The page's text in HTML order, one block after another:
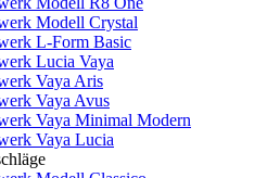
Modell Crystal
L-Form Basic
Lucia Vaya
Vaya Aris
Vaya Avus
Vaya Minimal Modern
Vaya Lucia